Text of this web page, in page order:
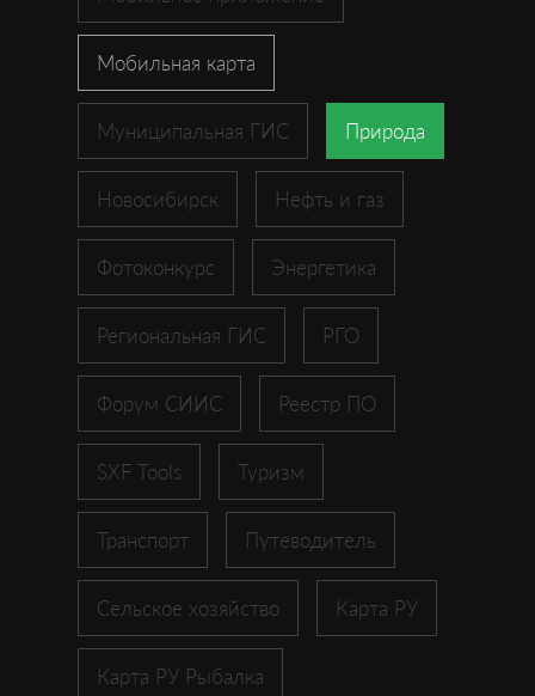
Мобильная карта
Муниципальная ГИС Природа
Новосибирск Нефть и газ
Фотоконкурс Энергетика
Региональная ГИС РГО
Форум СИИС Реестр ПО
SXF Tools Туризм
Транспорт Путеводитель
Сельское хозяйство Карта РУ
Карта РУ Рыбалка